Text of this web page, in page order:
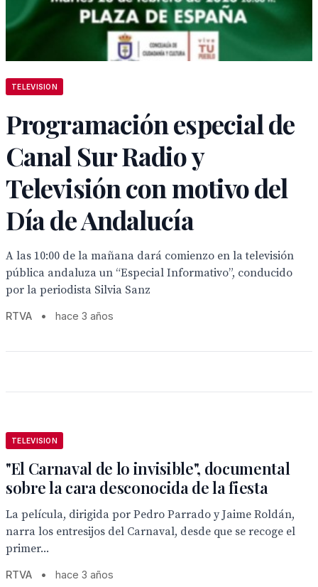
TELEVISION
Programación especial de
Canal Sur Radio y
Televisión con motivo del
Día de Andalucía
A las 10:00 de la mañana dará comienzo en la televisión
pública andaluza un “Especial Informativo”, conducido
por la periodista Silvia Sanz
RTVA • hace 3 años
TELEVISION
"El Carnaval de lo invisible", documental
sobre la cara desconocida de la fiesta
La película, dirigida por Pedro Parrado y Jaime Roldán,
narra los entresijos del Carnaval, desde que se recoge el
primer...
RTVA • hace 3 años